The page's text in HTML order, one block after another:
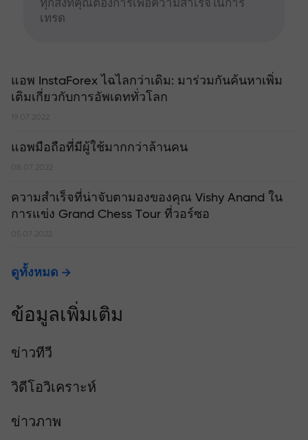
ทุกสิ่งที่คุณต้องการเพื่อความสำเร็จในการ
เทรด
แอพ InstaForex ไฉไลกว่าเดิม: มาร่วมกันค้นหาเพิ่ม
เติมเกี่ยวกับการอัพเดททั่วโลก
19.07.2022
แอพมือถือที่มีผู้ใช้มากกว่าล้านคน
08.07.2022
ความสำเร็จที่น่าจับตามองของคุณ Vishy Anand ใน
การแข่ง Grand Chess Tour ที่วอร์ซอ
ดูทั้งหมด
ข้อมูลเพิ่มเติม
ข่าวทีวี
วิดีโอวิเคราะห์
ข่าวภาพ